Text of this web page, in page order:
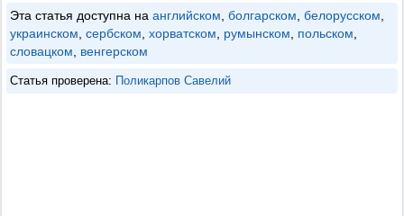
Эта статья доступна на английском, болгарском, белорусском,
украинском, сербском, хорватском, румынском, польском,
словацком, венгерском
Статья проверена: Поликарпов Савелий